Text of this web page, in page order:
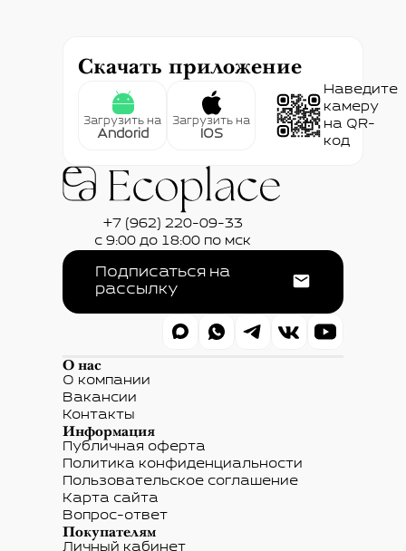
Скачать приложение
Загрузить на
Andorid
Загрузить на
IOS
Наведите
камеру
на QR-
код
+7 (962) 220-09-33
с 9:00 до 18:00 по мск
Подписаться на
рассылку
О нас
О компании
Вакансии
Контакты
Информация
Публичная оферта
Политика конфиденциальности
Пользовательское соглашение
Карта сайта
Вопрос-ответ
Покупателям
Личный кабинет